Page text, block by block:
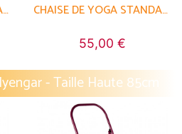
CHAISE DE YOGA STANDARD 2 BARRES CHAISE DE YOGA STANDARD 2 BARRES
55,00 €
- Taille Haute 85cm